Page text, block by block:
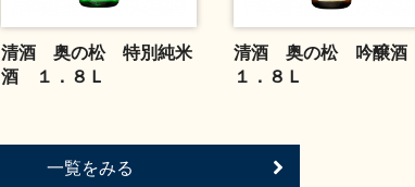
清酒 奥の松 特別純米
酒 １．８Ｌ
清酒 奥の松 吟醸酒
１．８Ｌ
一覧をみる